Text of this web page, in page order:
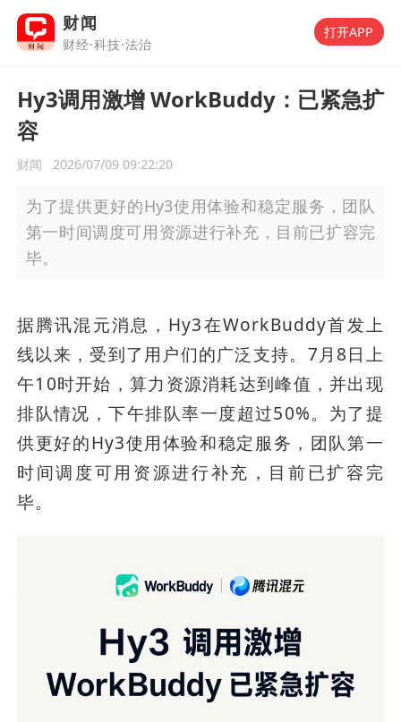
财闻
财经·科技·法治
打开APP
Hy3调用激增 WorkBuddy：已紧急扩
容
财闻 2026/07/09 09:22:20
为了提供更好的Hy3使用体验和稳定服务，团队
第一时间调度可用资源进行补充，目前已扩容完
毕。
据腾讯混元消息，Hy3在WorkBuddy首发上
线以来，受到了用户们的广泛支持。7月8日上
午10时开始，算力资源消耗达到峰值，并出现
排队情况，下午排队率一度超过50%。为了提
供更好的Hy3使用体验和稳定服务，团队第一
时间调度可用资源进行补充，目前已扩容完
毕。